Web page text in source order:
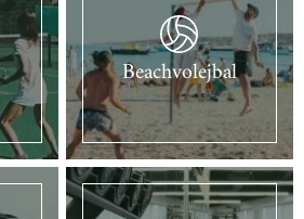
Beachvolejbal